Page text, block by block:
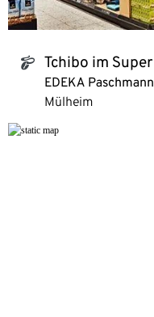
tchibo_logo Tchibo im
EDEKA Paschmann
Mülheim